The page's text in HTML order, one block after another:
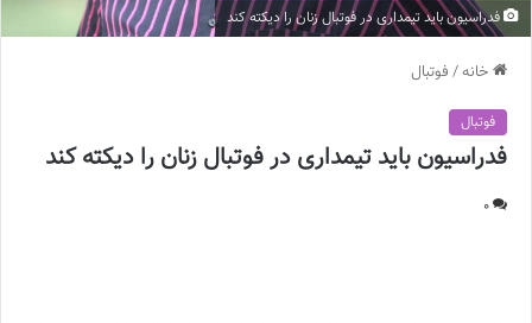
فدراسیون باید تیمداری در فوتبال زنان را دیکته کند
خانه/ فوتبال
فوتبال
فدراسیون باید تیمداری در فوتبال زنان را دیکته کند
0